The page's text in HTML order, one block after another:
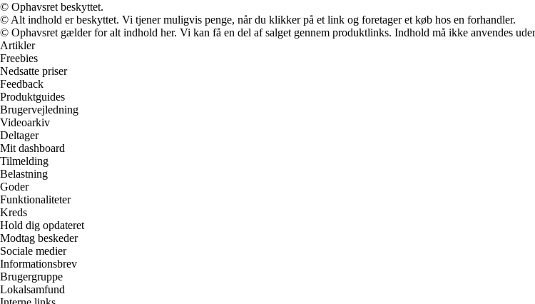
© Ophavsret beskyttet.
© Alt indhold er beskyttet. Vi tjener muligvis penge, når du klikker på et link og foretager et køb hos en forhandler.
© Ophavsret gælder for alt indhold her. Vi kan få en del af salget gennem produktlinks. Indhold må ikke anvendes
Artikler
Freebies
Nedsatte priser
Feedback
Produktguides
Brugervejledning
Videoarkiv
Deltager
Mit dashboard
Tilmelding
Belastning
Goder
Funktionaliteter
Kreds
Hold dig opdateret
Modtag beskeder
Sociale medier
Informationsbrev
Brugergruppe
Lokalsamfund